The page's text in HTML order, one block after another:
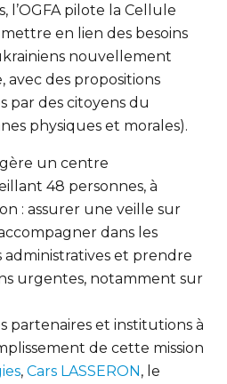
l’OGFA pilote la Cellule
en lien des besoins
nouvellement
avec des propositions
par des citoyens du
physiques et morales).
gère un centre
48 personnes, à
: assurer une veille sur
dans les
administratives et prendre
urgentes, notamment sur
partenaires et institutions à
de cette mission
, Cars LASSERON, le